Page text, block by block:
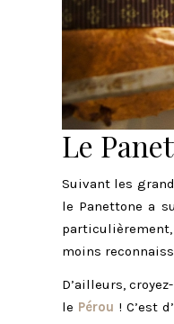
Le
Suivant les
le Panettone a
particulièrement,
moins
D’ailleurs,
le Pérou ! C’est